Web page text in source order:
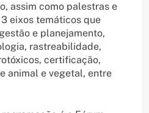
assim como palestras e
eixos temáticos que
e planejamento,
rastreabilidade,
certificação,
animal e vegetal, entre